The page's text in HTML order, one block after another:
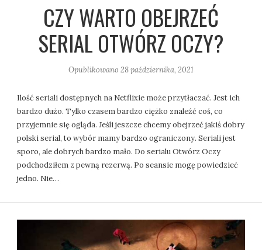
CZY WARTO OBEJRZEĆ
SERIAL OTWÓRZ OCZY?
Opublikowano 28 października, 2021
Ilość seriali dostępnych na Netflixie może przytłaczać. Jest ich
bardzo dużo. Tylko czasem bardzo ciężko znaleźć coś, co
przyjemnie się ogląda. Jeśli jeszcze chcemy obejrzeć jakiś dobry
polski serial, to wybór mamy bardzo ograniczony. Seriali jest
sporo, ale dobrych bardzo mało. Do serialu Otwórz Oczy
podchodziłem z pewną rezerwą. Po seansie mogę powiedzieć
jedno. Nie…